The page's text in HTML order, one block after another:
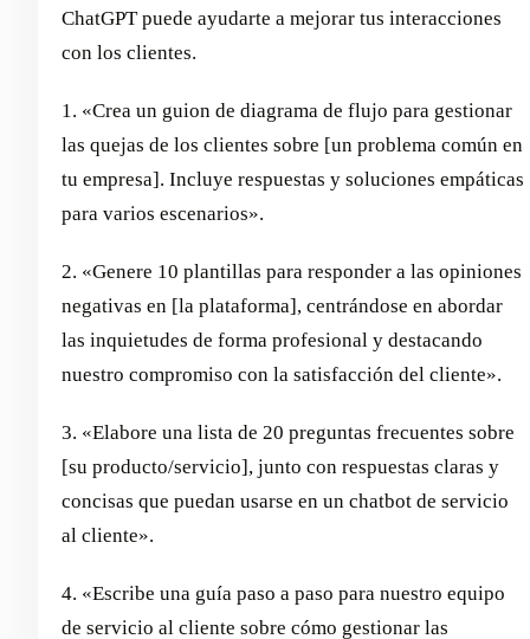
ChatGPT puede ayudarte a mejorar tus interacciones
con los clientes.
1. «Crea un guion de diagrama de flujo para gestionar
las quejas de los clientes sobre [un problema común en
tu empresa]. Incluye respuestas y soluciones empáticas
para varios escenarios».
2. «Genere 10 plantillas para responder a las opiniones
negativas en [la plataforma], centrándose en abordar
las inquietudes de forma profesional y destacando
nuestro compromiso con la satisfacción del cliente».
3. «Elabore una lista de 20 preguntas frecuentes sobre
[su producto/servicio], junto con respuestas claras y
concisas que puedan usarse en un chatbot de servicio
al cliente».
4. «Escribe una guía paso a paso para nuestro equipo
de servicio al cliente sobre cómo gestionar las